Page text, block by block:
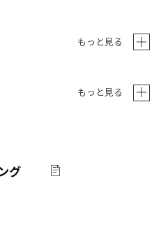
もっと見る
もっと見る
グ